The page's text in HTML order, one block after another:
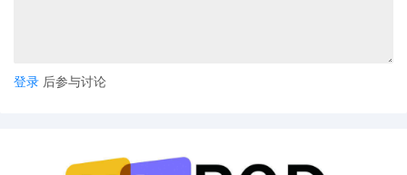
登录 后参与讨论